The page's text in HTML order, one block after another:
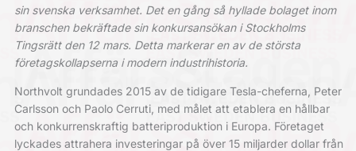
sin svenska verksamhet. Det en gång så hyllade bolaget inom
branschen bekräftade sin konkursansökan i Stockholms
Tingsrätt den 12 mars. Detta markerar en av de största
företagskollapserna i modern industrihistoria.
Northvolt grundades 2015 av de tidigare Tesla-cheferna, Peter
Carlsson och Paolo Cerruti, med målet att etablera en hållbar
och konkurrenskraftig batteriproduktion i Europa. Företaget
lyckades attrahera investeringar på över 15 miljarder dollar från